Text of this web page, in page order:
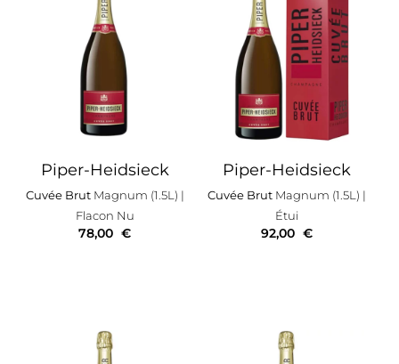
Piper-Heidsieck
Cuvée Brut Magnum (1.5L) |
Flacon Nu
78,00 €
Piper-Heidsieck
Cuvée Brut Magnum (1.5L) |
Étui
92,00 €